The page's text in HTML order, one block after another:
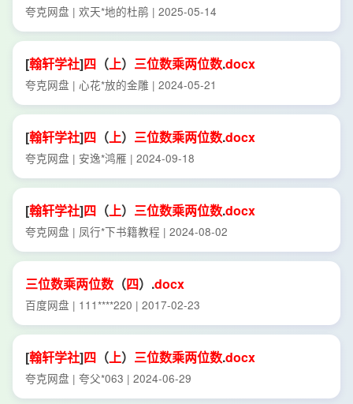
夸克网盘 | 欢天*地的杜鹃 | 2025-05-14
[翰轩学社]四 （上） 三位数乘两位数.docx
夸克网盘 | 心花*放的金雕 | 2024-05-21
[翰轩学社]四 （上） 三位数乘两位数.docx
夸克网盘 | 安逸*鸿雁 | 2024-09-18
[翰轩学社]四 （上） 三位数乘两位数.docx
夸克网盘 | 凤行*下书籍教程 | 2024-08-02
三位数乘两位数 （四）.docx
百度网盘 | 111****220 | 2017-02-23
[翰轩学社]四 （上） 三位数乘两位数.docx
夸克网盘 | 夸父*063 | 2024-06-29